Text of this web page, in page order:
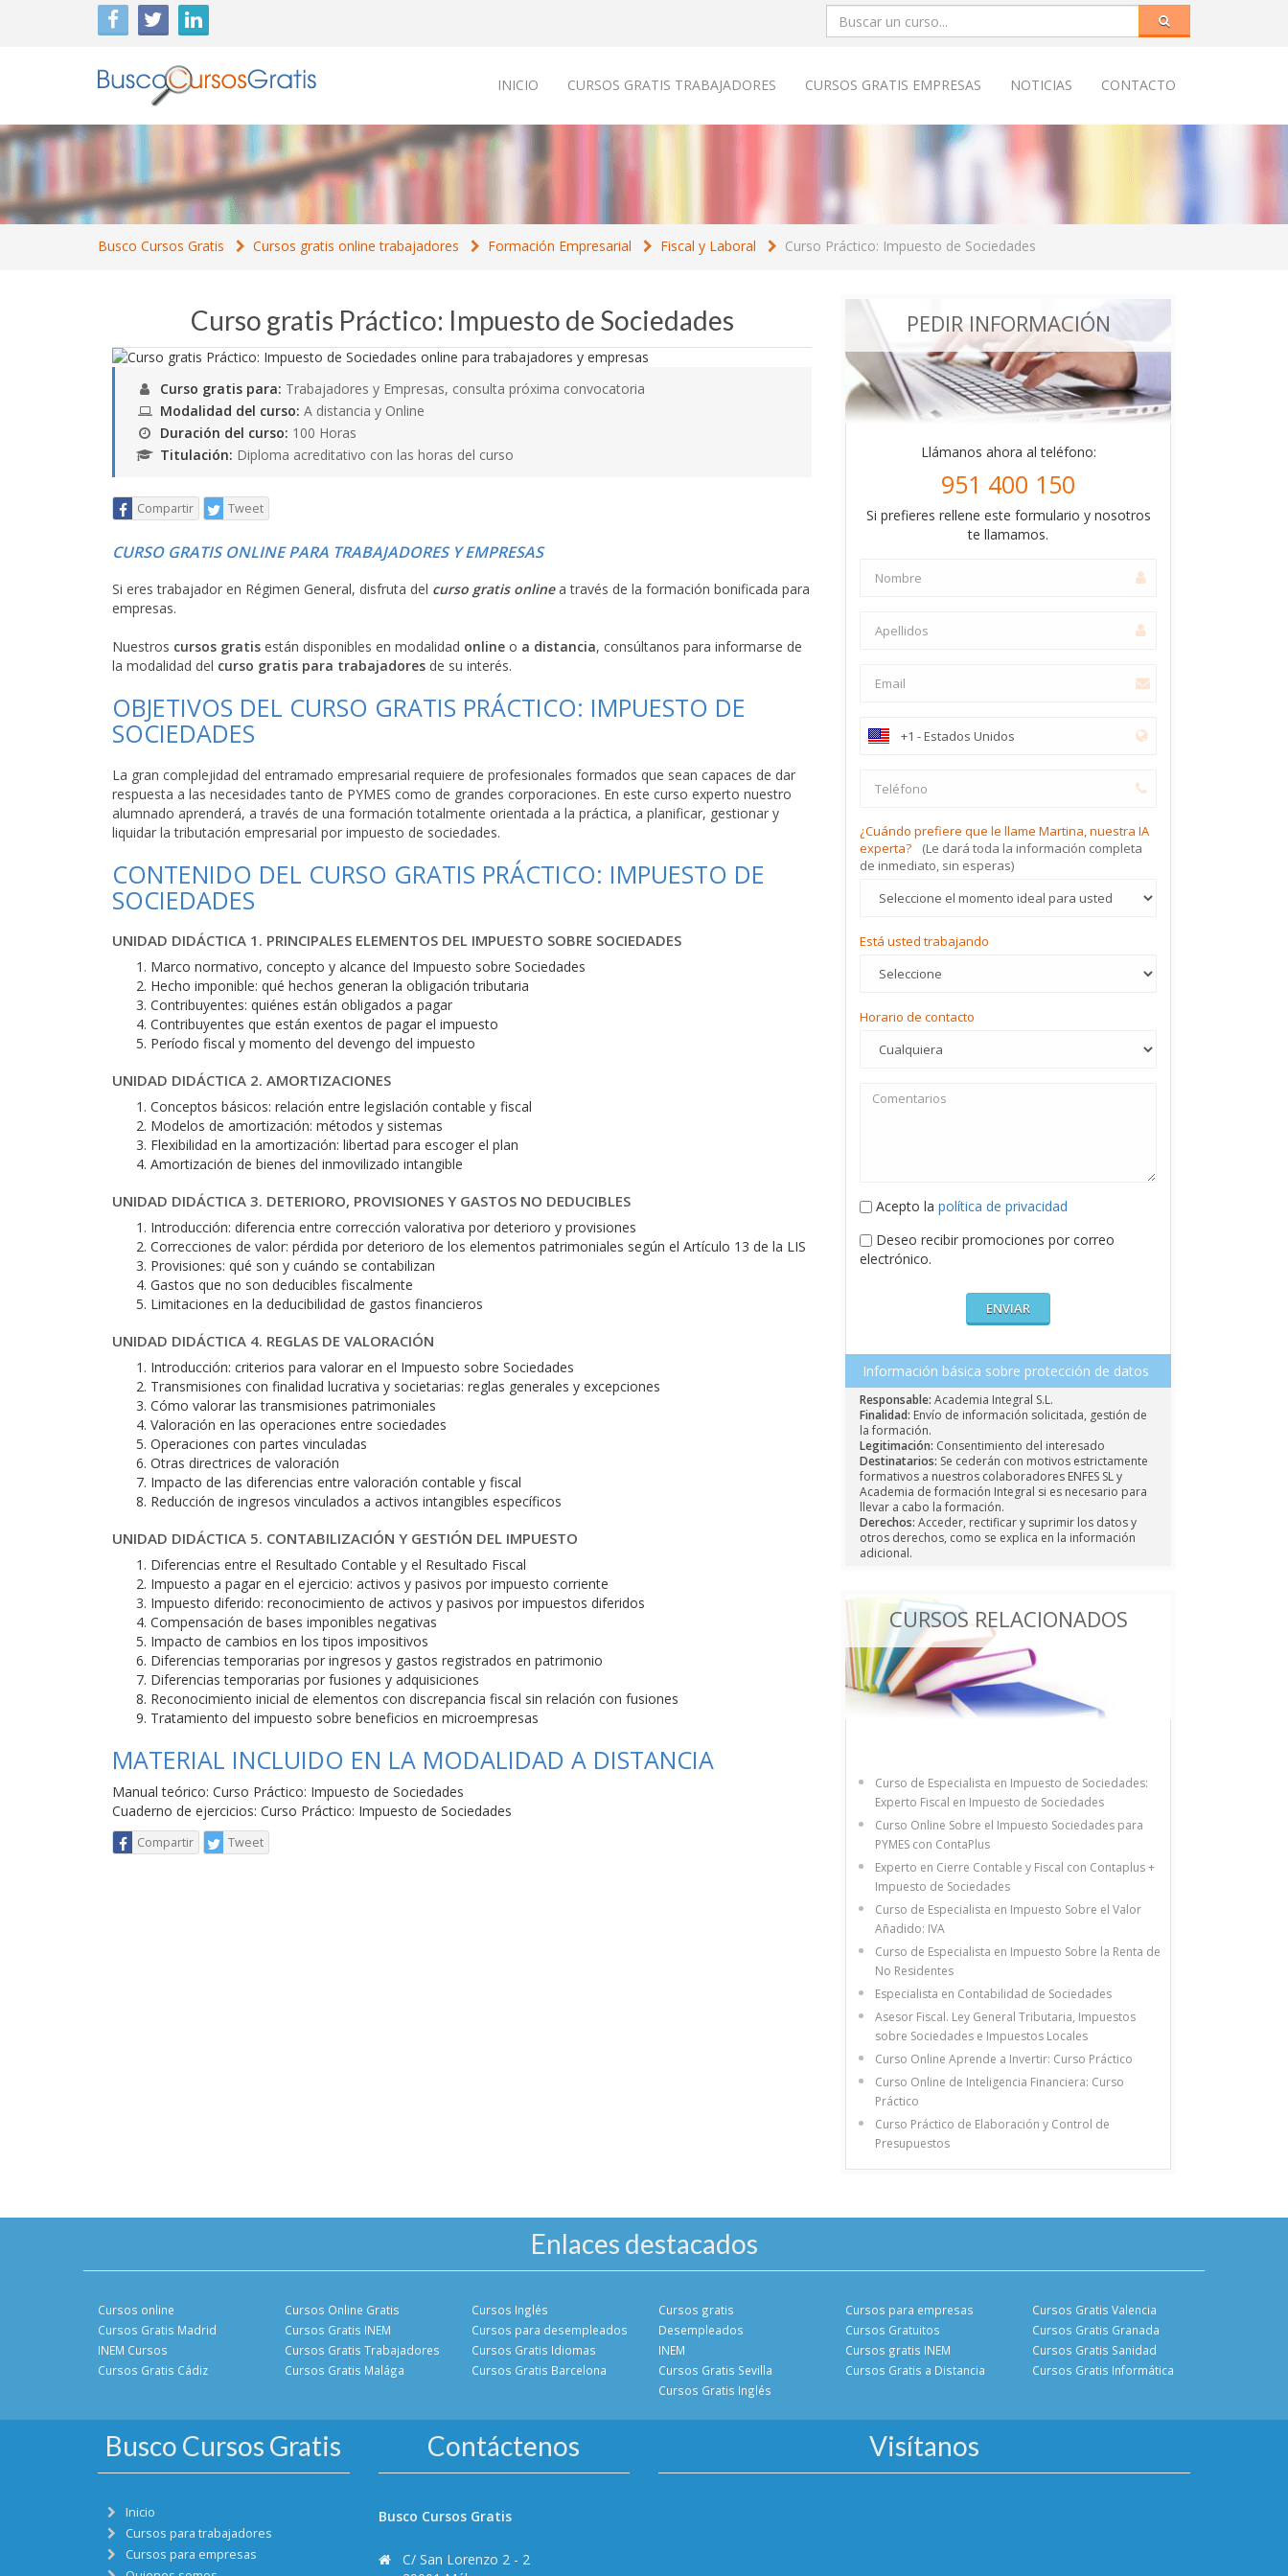
INICIO CURSOS GRATIS TRABAJADORES CURSOS GRATIS EMPRESAS NOTICIAS CONTACTO
Busco Cursos Gratis Cursos gratis online trabajadores Formación Empresarial Fiscal y Laboral Curso Práctico: Impuesto de Sociedades
Curso gratis Práctico: Impuesto de Sociedades
Curso gratis para: Trabajadores y Empresas, consulta próxima convocatoria
Modalidad del curso: A distancia y Online
Duración del curso: 100 Horas
Titulación: Diploma acreditativo con las horas del curso
Compartir Tweet
CURSO GRATIS ONLINE PARA TRABAJADORES Y EMPRESAS
Si eres trabajador en Régimen General, disfruta del curso gratis onlinea través de la formación bonificada para
empresas.
Nuestros cursos gratis están disponibles en modalidad online o a distancia, consúltanos para informarse de
la modalidad del curso gratis para trabajadores de su interés.
OBJETIVOS DEL CURSO GRATIS PRÁCTICO: IMPUESTO DE
SOCIEDADES
La gran complejidad del entramado empresarial requiere de profesionales formados que sean capaces de dar
respuesta a las necesidades tanto de PYMES como de grandes corporaciones. En este curso experto nuestro
alumnado aprenderá, a través de una formación totalmente orientada a la práctica, a planificar, gestionar y
liquidar la tributación empresarial por impuesto de sociedades.
CONTENIDO DEL CURSO GRATIS PRÁCTICO: IMPUESTO DE
SOCIEDADES
UNIDAD DIDÁCTICA 1. PRINCIPALES ELEMENTOS DEL IMPUESTO SOBRE SOCIEDADES
Marco normativo, concepto y alcance del Impuesto sobre Sociedades
Hecho imponible: qué hechos generan la obligación tributaria
Contribuyentes: quiénes están obligados a pagar
Contribuyentes que están exentos de pagar el impuesto
Período fiscal y momento del devengo del impuesto
UNIDAD DIDÁCTICA 2. AMORTIZACIONES
Conceptos básicos: relación entre legislación contable y fiscal
Modelos de amortización: métodos y sistemas
Flexibilidad en la amortización: libertad para escoger el plan
Amortización de bienes del inmovilizado intangible
UNIDAD DIDÁCTICA 3. DETERIORO, PROVISIONES Y GASTOS NO DEDUCIBLES
Introducción: diferencia entre corrección valorativa por deterioro y provisiones
Correcciones de valor: pérdida por deterioro de los elementos patrimoniales según el Artículo 13 de la LIS
Provisiones: qué son y cuándo se contabilizan
Gastos que no son deducibles fiscalmente
Limitaciones en la deducibilidad de gastos financieros
UNIDAD DIDÁCTICA 4. REGLAS DE VALORACIÓN
Introducción: criterios para valorar en el Impuesto sobre Sociedades
Transmisiones con finalidad lucrativa y societarias: reglas generales y excepciones
Cómo valorar las transmisiones patrimoniales
Valoración en las operaciones entre sociedades
Operaciones con partes vinculadas
Otras directrices de valoración
Impacto de las diferencias entre valoración contable y fiscal
Reducción de ingresos vinculados a activos intangibles específicos
UNIDAD DIDÁCTICA 5. CONTABILIZACIÓN Y GESTIÓN DEL IMPUESTO
Diferencias entre el Resultado Contable y el Resultado Fiscal
Impuesto a pagar en el ejercicio: activos y pasivos por impuesto corriente
Impuesto diferido: reconocimiento de activos y pasivos por impuestos diferidos
Compensación de bases imponibles negativas
Impacto de cambios en los tipos impositivos
Diferencias temporarias por ingresos y gastos registrados en patrimonio
Diferencias temporarias por fusiones y adquisiciones
Reconocimiento inicial de elementos con discrepancia fiscal sin relación con fusiones
Tratamiento del impuesto sobre beneficios en microempresas
MATERIAL INCLUIDO EN LA MODALIDAD A DISTANCIA
Manual teórico: Curso Práctico: Impuesto de Sociedades
Cuaderno de ejercicios: Curso Práctico: Impuesto de Sociedades
Compartir Tweet
PEDIR INFORMACIÓN
Llámanos ahora al teléfono:
951 400 150
Si prefieres rellene este formulario y nosotros
te llamamos.
¿Cuándo prefiere que le llame Martina, nuestra IA
experta?
(Le dará toda la información completa
de inmediato, sin esperas)
Está usted trabajando
Horario de contacto
Acepto la política de privacidad
Deseo recibir promociones por correo
electrónico.
Información básica sobre protección de datos
Responsable: Academia Integral S.L.
Finalidad: Envío de información solicitada, gestión de
la formación.
Legitimación: Consentimiento del interesado
Destinatarios: Se cederán con motivos estrictamente
formativos a nuestros colaboradores ENFES SL y
Academia de formación Integral si es necesario para
llevar a cabo la formación.
Derechos: Acceder, rectificar y suprimir los datos y
otros derechos, como se explica en la información
adicional.
CURSOS RELACIONADOS
Curso de Especialista en Impuesto de Sociedades:
Experto Fiscal en Impuesto de Sociedades
Curso Online Sobre el Impuesto Sociedades para
PYMES con ContaPlus
Experto en Cierre Contable y Fiscal con Contaplus +
Impuesto de Sociedades
Curso de Especialista en Impuesto Sobre el Valor
Añadido: IVA
Curso de Especialista en Impuesto Sobre la Renta de
No Residentes
Especialista en Contabilidad de Sociedades
Asesor Fiscal. Ley General Tributaria, Impuestos
sobre Sociedades e Impuestos Locales
Curso Online Aprende a Invertir: Curso Práctico
Curso Online de Inteligencia Financiera: Curso
Práctico
Curso Práctico de Elaboración y Control de
Presupuestos
Enlaces destacados
Cursos online
Cursos Gratis Madrid
INEM Cursos
Cursos Gratis Cádiz
Cursos Online Gratis
Cursos Gratis INEM
Cursos Gratis Trabajadores
Cursos Gratis Malága
Cursos Inglés
Cursos para desempleados
Cursos Gratis Idiomas
Cursos Gratis Barcelona
Cursos gratis
Desempleados
INEM
Cursos Gratis Sevilla
Cursos Gratis Inglés
Cursos para empresas
Cursos Gratuitos
Cursos gratis INEM
Cursos Gratis a Distancia
Cursos Gratis Valencia
Cursos Gratis Granada
Cursos Gratis Sanidad
Cursos Gratis Informática
Busco Cursos Gratis
Inicio
Cursos para trabajadores
Cursos para empresas
Contáctenos
Busco Cursos Gratis
C/ San Lorenzo 2 - 2
Visítanos